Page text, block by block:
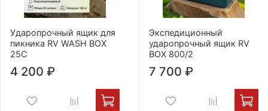
Ударопрочный ящик для
пикника RV WASH BOX
25C
4 200 ₽
Экспедиционный
ударопрочный ящик RV
BOX 800/2
7 700 ₽